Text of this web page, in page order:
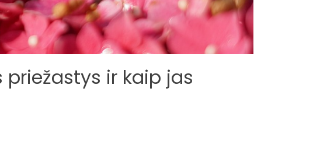
ir kaip jas